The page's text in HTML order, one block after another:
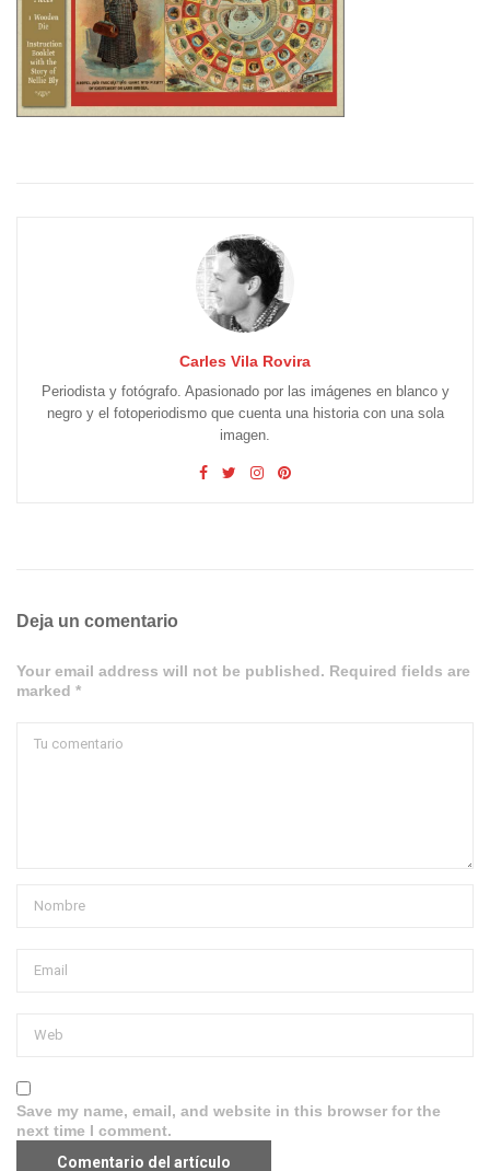
Carles Vila Rovira
Periodista y fotógrafo. Apasionado por las imágenes en blanco y
negro y el fotoperiodismo que cuenta una historia con una sola
imagen.
Deja un comentario
Your email address will not be published. Required fields are
marked *
Save my name, email, and website in this browser for the
next time I comment.